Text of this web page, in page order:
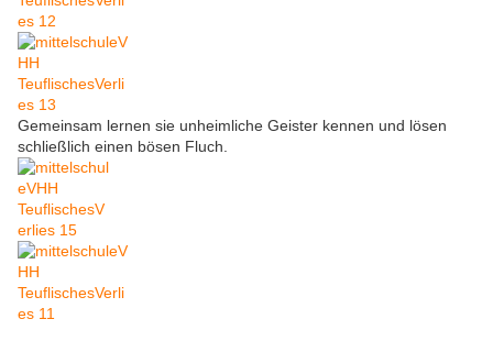
Gemeinsam lernen sie unheimliche Geister kennen und lösen
schließlich einen bösen Fluch.